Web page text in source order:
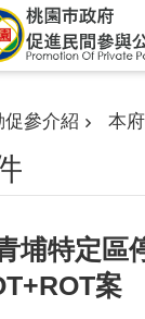
促參介紹 本
埔特定區
案